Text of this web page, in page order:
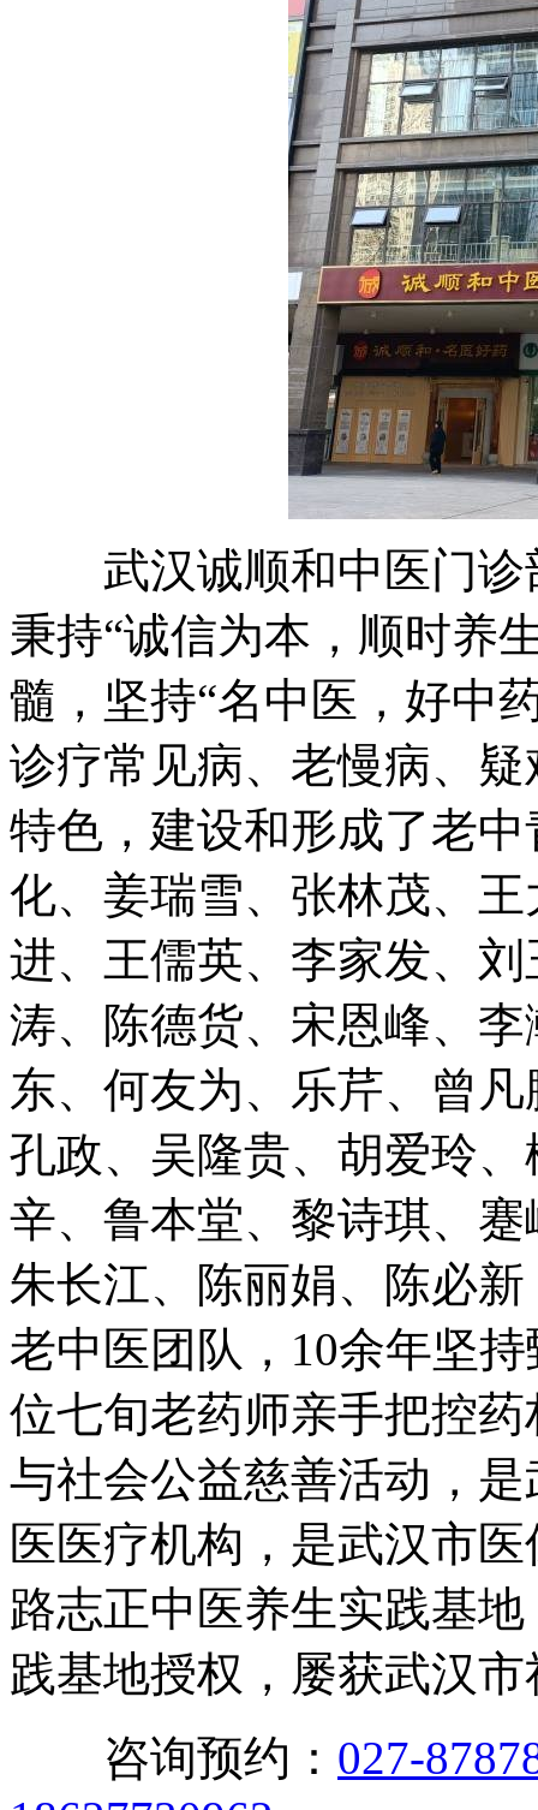
武汉诚顺和中医门诊
秉持“诚信为本，顺时养
髓，坚持“名中医，好中
诊疗常见病、老慢病、
特色，建设和形成了老
化、姜瑞雪、张林茂、
进、王儒英、李家发、
涛、陈德货、宋恩峰、
东、何友为、乐芹、曾
孔政、吴隆贵、胡爱玲
辛、鲁本堂、黎诗琪、
朱长江、陈丽娟、陈必
老中医团队，10余年坚
位七旬老药师亲手把控
与社会公益慈善活动，
医医疗机构，是武汉市
路志正中医养生实践基
践基地授权，屡获武汉
咨询预约： 027-